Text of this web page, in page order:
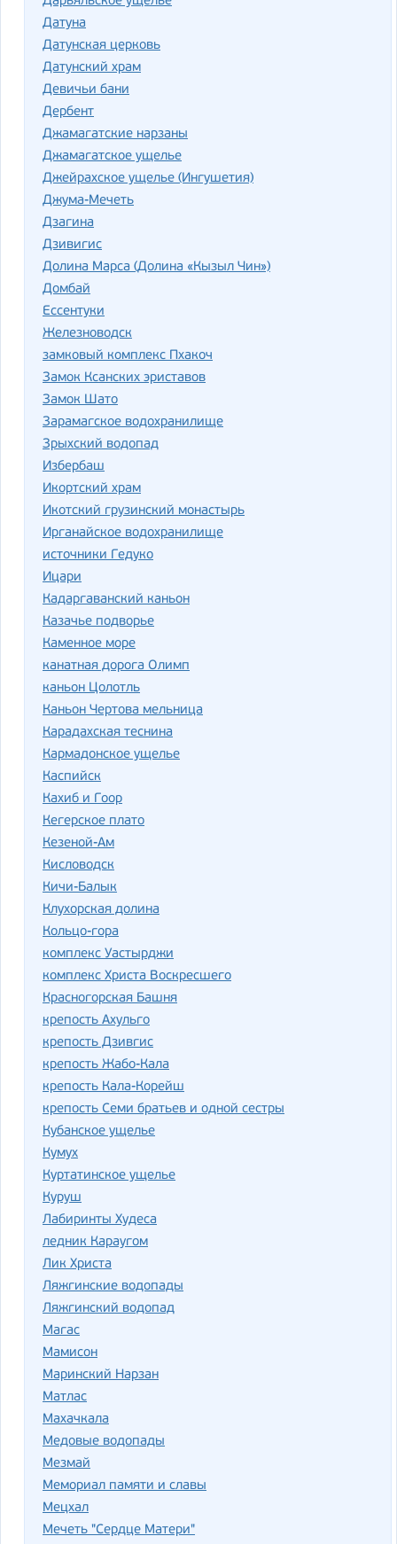
Датуна
Датунская церковь
Датунский храм
Девичьи бани
Дербент
Джамагатские нарзаны
Джамагатское ущелье
Джейрахское ущелье (Ингушетия)
Джума-Мечеть
Дзагина
Дзивигис
Долина Марса (Долина «Кызыл Чин»)
Домбай
Ессентуки
Железноводск
замковый комплекс Пхакоч
Замок Ксанских эриставов
Замок Шато
Зарамагское водохранилище
Зрыхский водопад
Избербаш
Икортский храм
Икотский грузинский монастырь
Ирганайское водохранилище
источники Гедуко
Ицари
Кадаргаванский каньон
Казачье подворье
Каменное море
канатная дорога Олимп
каньон Цолотль
Каньон Чертова мельница
Карадахская теснина
Кармадонское ущелье
Каспийск
Кахиб и Гоор
Кегерское плато
Кезеной-Ам
Кисловодск
Кичи-Балык
Клухорская долина
Кольцо-гора
комплекс Уастырджи
комплекс Христа Воскресшего
Красногорская Башня
крепость Ахульго
крепость Дзивгис
крепость Жабо-Кала
крепость Кала-Корейш
крепость Семи братьев и одной сестры
Кубанское ущелье
Кумух
Куртатинское ущелье
Куруш
Лабиринты Худеса
ледник Караугом
Лик Христа
Ляжгинские водопады
Ляжгинский водопад
Магас
Мамисон
Маринский Нарзан
Матлас
Махачкала
Медовые водопады
Мезмай
Мемориал памяти и славы
Мецхал
Мечеть "Сердце Матери"